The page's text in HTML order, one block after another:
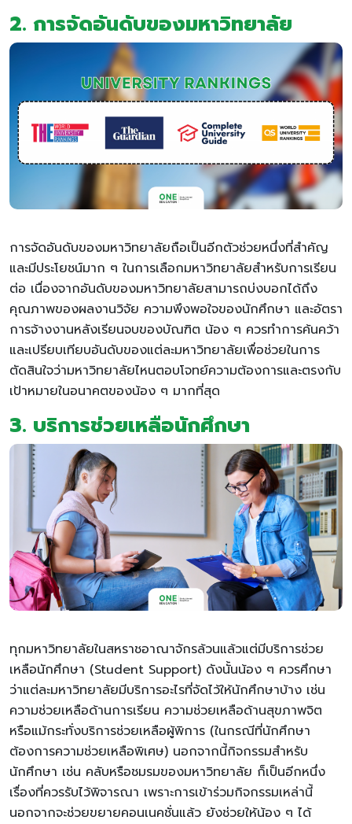
2. การจัดอันดับของมหาวิทยาลัย
การจัดอันดับของมหาวิทยาลัยถือเป็นอีกตัวช่วยหนึ่งที่สำคัญ
และมีประโยชน์มาก ๆ ในการเลือกมหาวิทยาลัยสำหรับการเรียน
ต่อ เนื่องจากอันดับของมหาวิทยาลัยสามารถบ่งบอกได้ถึง
คุณภาพของผลงานวิจัย ความพึงพอใจของนักศึกษา และอัตรา
การจ้างงานหลังเรียนจบของบัณฑิต น้อง ๆ ควรทำการค้นคว้า
และเปรียบเทียบอันดับของแต่ละมหาวิทยาลัยเพื่อช่วยในการ
ตัดสินใจว่ามหาวิทยาลัยไหนตอบโจทย์ความต้องการและตรงกับ
เป้าหมายในอนาคตของน้อง ๆ มากที่สุด
3. บริการช่วยเหลือนักศึกษา
ทุกมหาวิทยาลัยในสหราชอาณาจักรล้วนแล้วแต่มีบริการช่วย
เหลือนักศึกษา (Student Support) ดังนั้นน้อง ๆ ควรศึกษา
ว่าแต่ละมหาวิทยาลัยมีบริการอะไรที่จัดไว้ให้นักศึกษาบ้าง เช่น
ความช่วยเหลือด้านการเรียน ความช่วยเหลือด้านสุขภาพจิต
หรือแม้กระทั่งบริการช่วยเหลือผู้พิการ (ในกรณีที่นักศึกษา
ต้องการความช่วยเหลือพิเศษ) นอกจากนี้กิจกรรมสำหรับ
นักศึกษา เช่น คลับหรือชมรมของมหาวิทยาลัย ก็เป็นอีกหนึ่ง
เรื่องที่ควรรับไว้พิจารณา เพราะการเข้าร่วมกิจกรรมเหล่านี้
นอกจากจะช่วยขยายคอนเนคชั่นแล้ว ยังช่วยให้น้อง ๆ ได้